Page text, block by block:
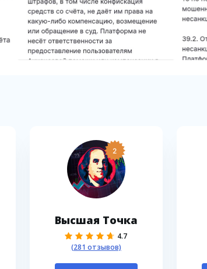
2
Высшая Точка
4.7
(281 отзывов)